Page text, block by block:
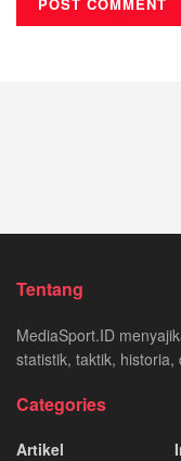
Tentang
MediaSport.ID
statistik, taktik,
Categories
Artikel